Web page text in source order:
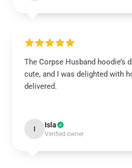
The Corpse Husband hoodie’s
cute, and I was delighted with
delivered.
I Isla
Verified owner